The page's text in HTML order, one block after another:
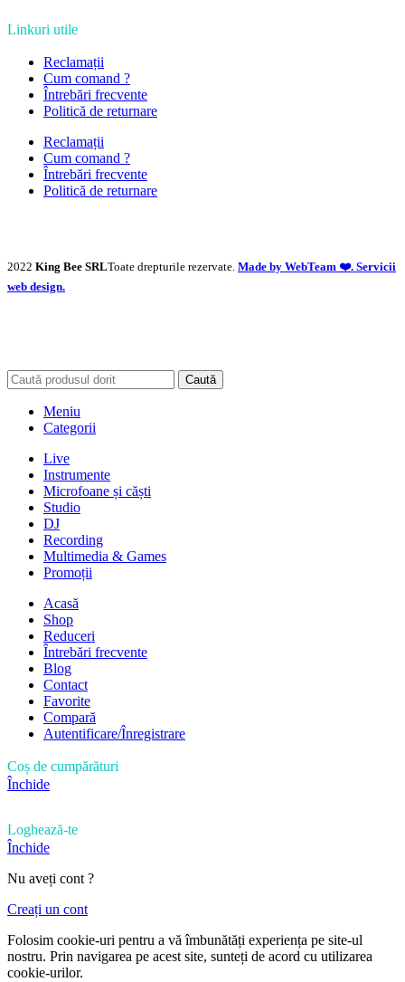
Linkuri utile
Reclamații
Cum comand ?
Întrebări frecvente
Politică de returnare
Reclamații
Cum comand ?
Întrebări frecvente
Politică de returnare
2022 King Bee SRLToate drepturile rezervate. Made by WebTeam ❤️. Servicii
web design.
Caută
Meniu
Categorii
Live
Instrumente
Microfoane și căști
Studio
DJ
Recording
Multimedia & Games
Promoții
Acasă
Shop
Reduceri
Întrebări frecvente
Blog
Contact
Favorite
Compară
Autentificare/Înregistrare
Coș de cumpărături
Închide
Loghează-te
Închide
Nu aveți cont ?
Creați un cont
Folosim cookie-uri pentru a vă îmbunătăți experiența pe site-ul
nostru. Prin navigarea pe acest site, sunteți de acord cu utilizarea
cookie-urilor.